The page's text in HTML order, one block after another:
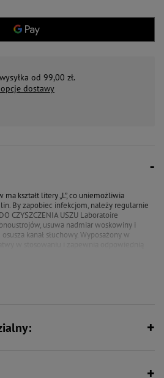
od 99,00 zł.
dostawy
ma kształt litery „L”, co uniemożliwia
By zapobiec infekcjom, należy regularnie
CZYSZCZENIA USZU Laboratoire
usuwa nadmiar woskowiny i
kanał słuchowy. Wyposażony w
fałdach małżowiny. Delikatnie
wydobycia zanieczyszczeń, a następnie
Nie dotykać końcówką